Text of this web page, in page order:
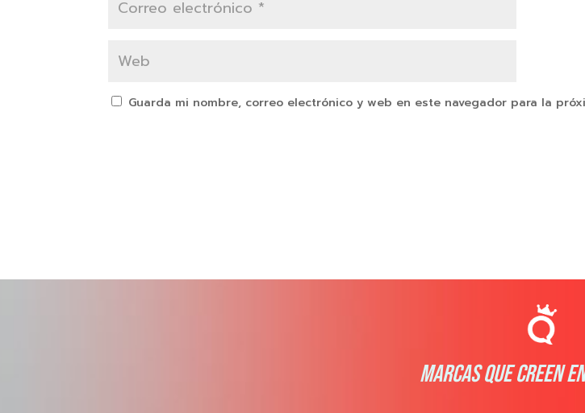
Guarda mi nombre, correo electrónico y web en este navegador para la
MARCAS QUE CREEN